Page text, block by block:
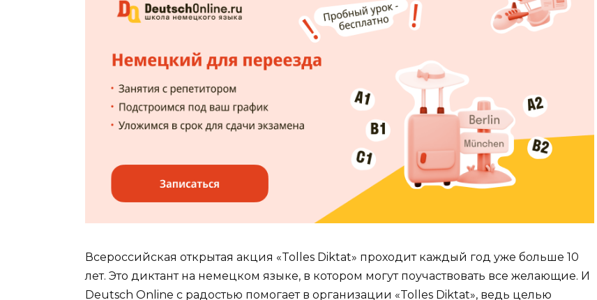
Всероссийская открытая акция «Tolles Diktat» проходит каждый год уже больше 10
лет. Это диктант на немецком языке, в котором могут поучаствовать все желающие. И
Deutsch Online с радостью помогает в организации «Tolles Diktat», ведь целью